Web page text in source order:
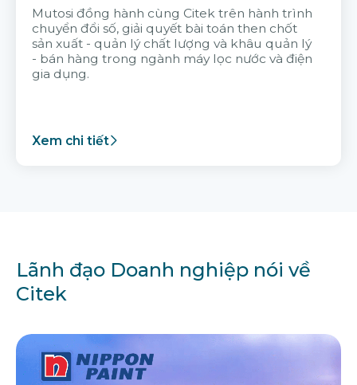
Mutosi đồng hành cùng Citek trên hành trình
chuyển đổi số, giải quyết bài toán then chốt
sản xuất - quản lý chất lượng và khâu quản lý
- bán hàng trong ngành máy lọc nước và điện
gia dụng.
Xem chi tiết
Lãnh đạo Doanh nghiệp nói về
Citek